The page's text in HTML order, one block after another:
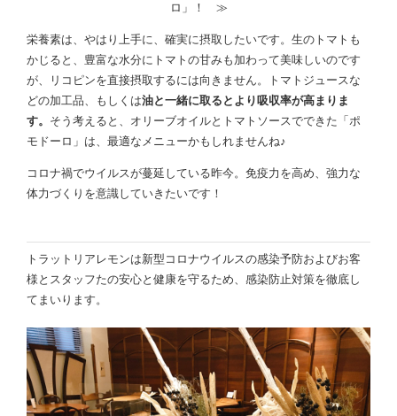
ロ」！ ≫
栄養素は、やはり上手に、確実に摂取したいです。生のトマトも
かじると、豊富な水分にトマトの甘みも加わって美味しいのです
が、リコピンを直接摂取するには向きません。トマトジュースな
どの加工品、もしくは油と一緒に取るとより吸収率が高まりま
す。 そう考えると、オリーブオイルとトマトソースでできた「ポ
モドーロ」は、最適なメニューかもしれませんね♪
コロナ禍でウイルスが蔓延している昨今。免疫力を高め、強力な
体力づくりを意識していきたいです！
トラットリアレモンは新型コロナウイルスの感染予防およびお客
様とスタッフたの安心と健康を守るため、感染防止対策を徹底し
てまいります。